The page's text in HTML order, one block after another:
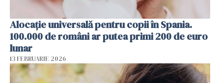
Alocație universală pentru copii în Spania.
100.000 de români ar putea primi 200 de euro
lunar
13 FEBRUARIE 2026